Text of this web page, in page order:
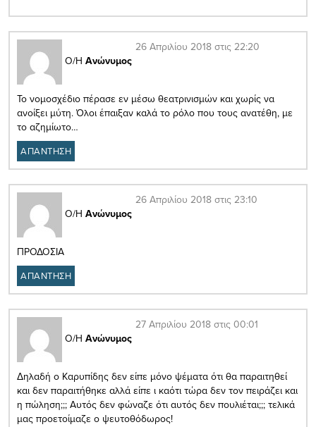
Ο/Η Ανώνυμος
26 Απριλίου 2018 στις 22:20
Το νομοσχέδιο πέρασε εν μέσω θεατρινισμών και χωρίς να
ανοίξει μύτη. Όλοι έπαιξαν καλά το ρόλο που τους ανατέθη, με
το αζημίωτο…
ΑΠΑΝΤΗΣΗ
Ο/Η Ανώνυμος
26 Απριλίου 2018 στις 23:10
ΠΡΟΔΟΣΙΑ
ΑΠΑΝΤΗΣΗ
Ο/Η Ανώνυμος
27 Απριλίου 2018 στις 00:01
Δηλαδή ο Καρυπίδης δεν είπε μόνο ψέματα ότι θα παραιτηθεί
και δεν παραιτήθηκε αλλά είπε ι καότι τώρα δεν τον πειράζει και
η πώληση;;; Αυτός δεν φώναζε ότι αυτός δεν πουλιέται;;; τελικά
μας προετοίμαζε ο ψευτοθόδωρος!